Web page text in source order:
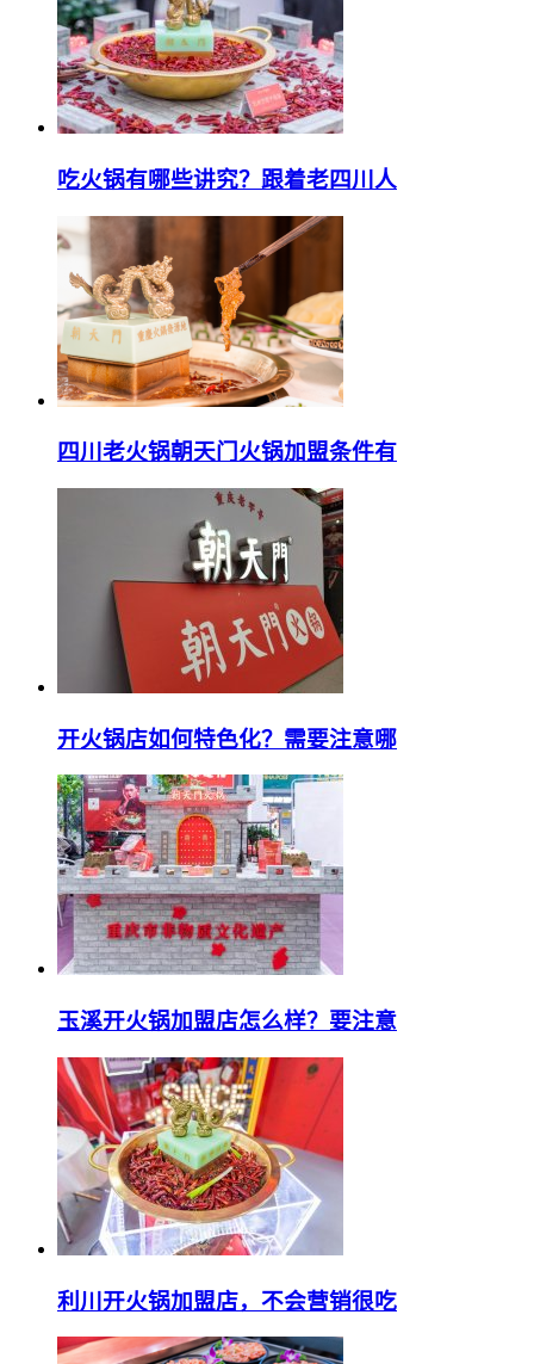
吃火锅有哪些讲究？跟着老四川人
四川老火锅朝天门火锅加盟条件有
开火锅店如何特色化？需要注意哪
玉溪开火锅加盟店怎么样？要注意
利川开火锅加盟店，不会营销很吃